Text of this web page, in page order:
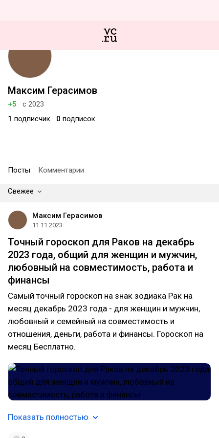
Максим Герасимов
+5
с 2023
1 подписчик 0 подписок
Посты Комментарии
Свежее
Максим Герасимов
11.11.2023
Точный гороскоп для Раков на декабрь
2023 года, общий для женщин и мужчин,
любовный на совместимость, работа и
финансы
Самый точный гороскоп на знак зодиака Рак на
месяц декабрь 2023 года - для женщин и мужчин,
любовный и семейный на совместимость и
отношения, деньги, работа и финансы. Гороскоп на
месяц Бесплатно.
Показать полностью